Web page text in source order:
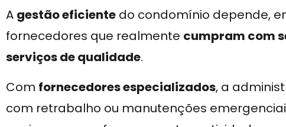
A gestão eficiente do condomínio depende,
fornecedores que realmente cumpram com
serviços de qualidade.
Com fornecedores especializados, a
com retrabalho ou manutenções